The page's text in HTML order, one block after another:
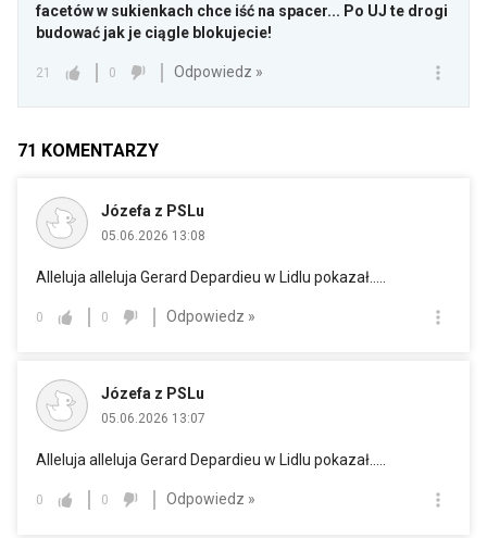
facetów w sukienkach chce iść na spacer... Po UJ te drogi
budować jak je ciągle blokujecie!
21 0 Odpowiedz »
71 KOMENTARZY
Józefa z PSLu
05.06.2026 13:08
Alleluja alleluja Gerard Depardieu w Lidlu pokazał.....
0 0 Odpowiedz »
Józefa z PSLu
05.06.2026 13:07
Alleluja alleluja Gerard Depardieu w Lidlu pokazał.....
0 0 Odpowiedz »